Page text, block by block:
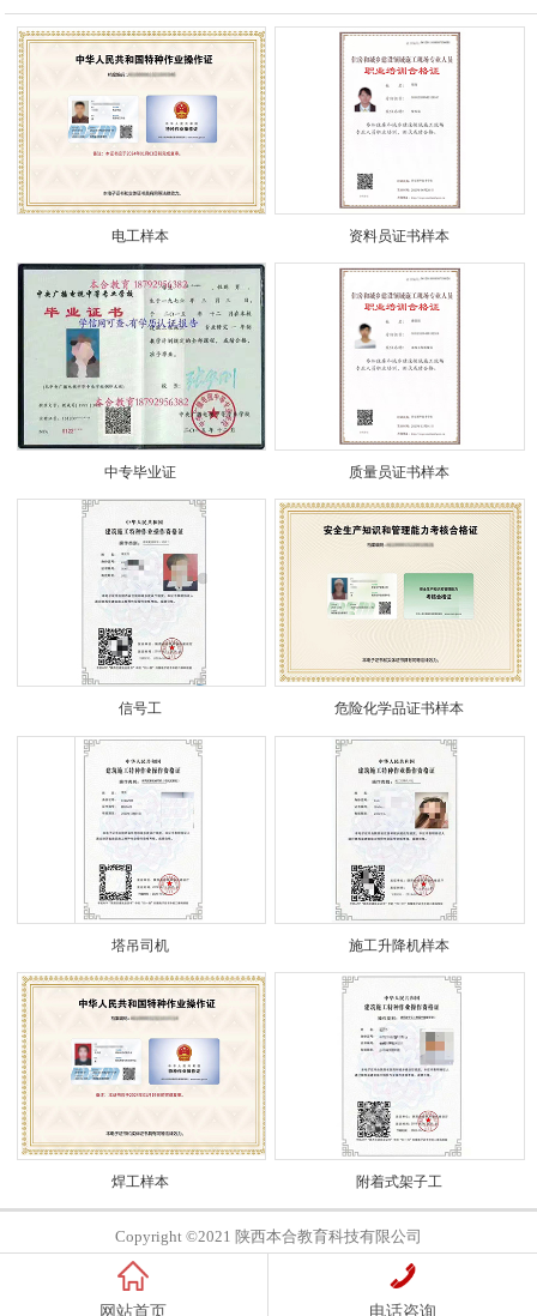
电工样本 资料员证书样本
中专毕业证 质量员证书样本
信号工 危险化学品证书样本
塔吊司机 施工升降机样本
焊工样本 附着式架子工
Copyright ©2021 陕西本合教育科技有限公司
网站首页 电话咨询